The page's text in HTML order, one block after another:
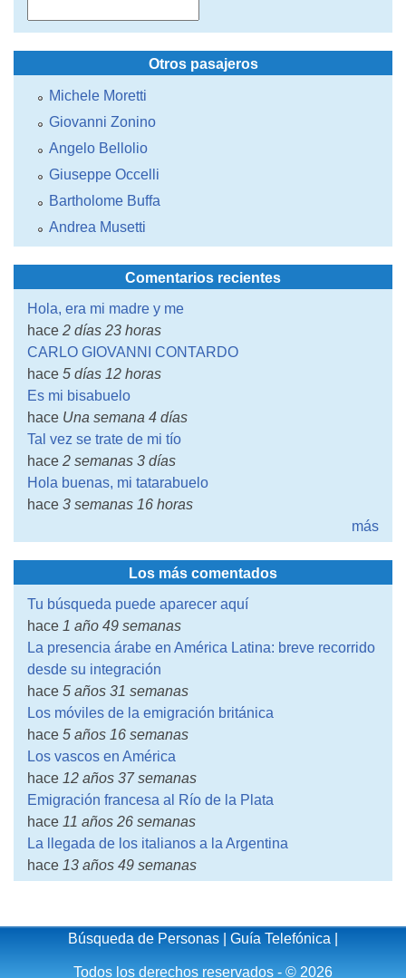
Otros pasajeros
Michele Moretti
Giovanni Zonino
Angelo Bellolio
Giuseppe Occelli
Bartholome Buffa
Andrea Musetti
Comentarios recientes
Hola, era mi madre y me
hace 2 días 23 horas
CARLO GIOVANNI CONTARDO
hace 5 días 12 horas
Es mi bisabuelo
hace Una semana 4 días
Tal vez se trate de mi tío
hace 2 semanas 3 días
Hola buenas, mi tatarabuelo
hace 3 semanas 16 horas
más
Los más comentados
Tu búsqueda puede aparecer aquí
hace 1 año 49 semanas
La presencia árabe en América Latina: breve recorrido
desde su integración
hace 5 años 31 semanas
Los móviles de la emigración británica
hace 5 años 16 semanas
Los vascos en América
hace 12 años 37 semanas
Emigración francesa al Río de la Plata
hace 11 años 26 semanas
La llegada de los italianos a la Argentina
hace 13 años 49 semanas
Búsqueda de Personas Guía Telefónica
Todos los derechos reservados - © 2026